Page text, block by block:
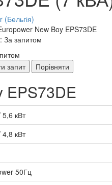
(Бельгія)
New Boy EPS73DE
За запитом
запит
Порівняти
EPS73DE
кВт
кВт
50Гц